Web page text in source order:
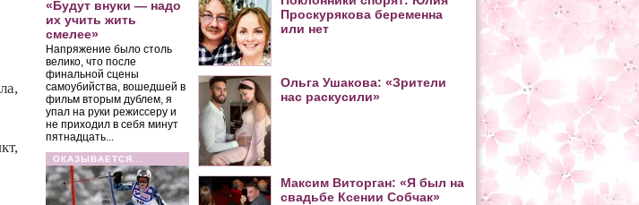
«Будут внуки — надо
их учить жить
смелее»
Напряжение было столь
велико, что после
финальной сцены
самоубийства, вошедшей в
фильм вторым дублем, я
упал на руки режиссеру и
не приходил в себя минут
пятнадцать...
ОКАЗЫВАЕТСЯ...
Проскурякова беременна
или нет
Ольга Ушакова: «Зрители
нас раскусили»
Максим Виторган: «Я был на
свадьбе Ксении Собчак»